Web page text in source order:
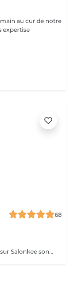
expertise
68
Veuillez prendre note que les prix indiqués sur Salonkee sont communiqués à titre informatif et s'entendent de base. Ces derniers sont susceptibles de varier selon le diagnostic réalisé à votre arrivée au salon et l'expertise du professionnel à qui vous confiez votre beauté. Dans tous les cas, un devis précis vous sera proposé et toutes réalisations de prestations seront effectuées avec votre accord. Un grand merci d'avance pour votre compréhension. Au plaisir de vous recevoir très vite.